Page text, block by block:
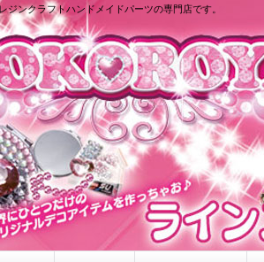
ジンクラフトハンドメイドパーツの専門店です。